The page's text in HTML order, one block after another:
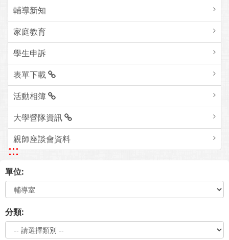
輔導新知
家庭教育
學生申訴
表單下載
活動相簿
大學營隊資訊
親師座談會資料
:::
單位:
分類: